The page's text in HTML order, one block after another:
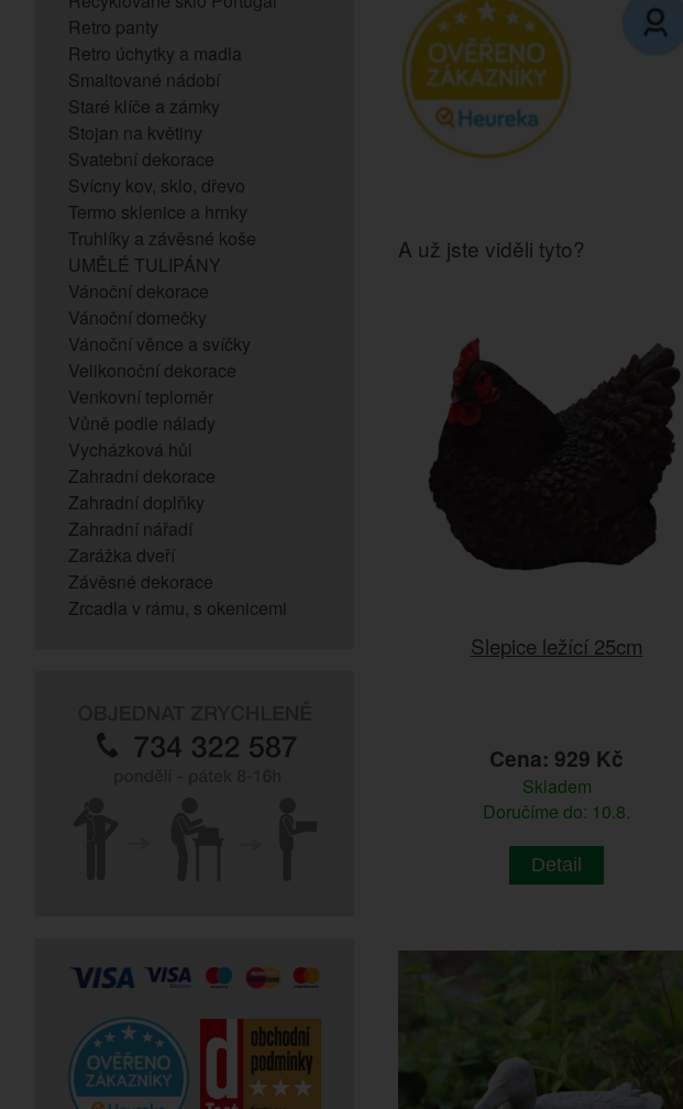
Retro panty
Retro úchytky a madla
Smaltované nádobí
Staré klíče a zámky
Stojan na květiny
Svatební dekorace
Svícny kov, sklo, dřevo
Termo sklenice a hrnky
Truhlíky a závěsné koše
UMĚLÉ TULIPÁNY
Vánoční dekorace
Vánoční domečky
Vánoční věnce a svíčky
Velikonoční dekorace
Venkovní teploměr
Vůně podle nálady
Vycházková hůl
Zahradní dekorace
Zahradní doplňky
Zahradní nářadí
Zarážka dveří
Závěsné dekorace
Zrcadla v rámu, s okenicemi
A už jste viděli tyto?
Slepice ležící 25cm
Cena: 929 Kč
Skladem
Doručíme do: 10.8.
Detail